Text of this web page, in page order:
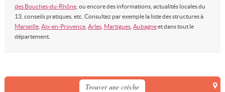
des Bouches-du-Rhône, ou encore des informations, actualités locales du
13, conseils pratiques, etc. Consultez par exemple la liste des structures à
Marseille, Aix-en-Provence, Arles, Martigues, Aubagneet dans tout le
département.
Trouver une crèche